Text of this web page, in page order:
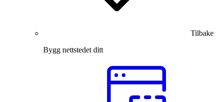
Tilbake
Bygg nettstedet ditt